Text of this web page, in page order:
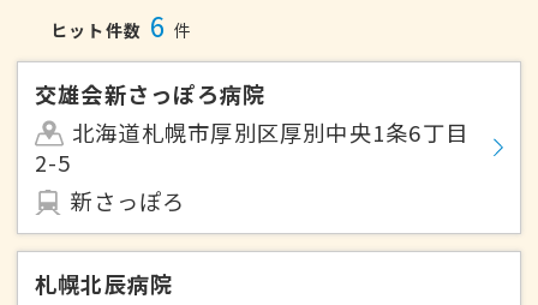
ヒット件数 6 件
交雄会新さっぽろ病院
北海道札幌市厚別区厚別中央1条6丁目
2-5
新さっぽろ
札幌北辰病院